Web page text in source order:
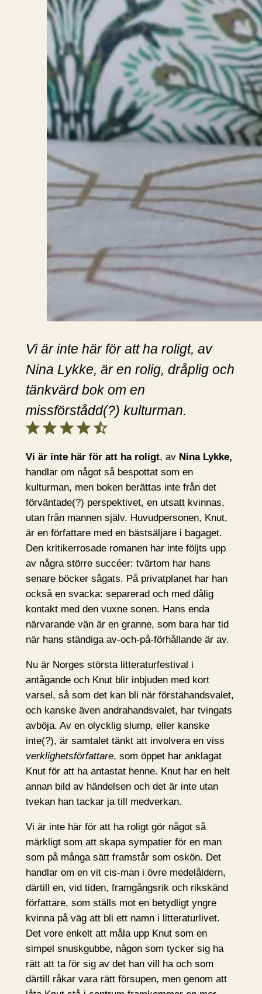
Vi är inte här för att ha roligt, av
Nina Lykke, är en rolig, dråplig och
tänkvärd bok om en
missförstådd(?) kulturman.
Vi är inte här för att ha roligt, av Nina Lykke,
handlar om något så bespottat som en
kulturman, men boken berättas inte från det
förväntade(?) perspektivet, en utsatt kvinnas,
utan från mannen själv. Huvudpersonen, Knut,
är en författare med en bästsäljare i bagaget.
Den kritikerrosade romanen har inte följts upp
av några större succéer: tvärtom har hans
senare böcker sågats. På privatplanet har han
också en svacka: separerad och med dålig
kontakt med den vuxne sonen. Hans enda
närvarande vän är en granne, som bara har tid
när hans ständiga av-och-på-förhållande är av.
Nu är Norges största litteraturfestival i
antågande och Knut blir inbjuden med kort
varsel, så som det kan bli när förstahandsvalet,
och kanske även andrahandsvalet, har tvingats
avböja. Av en olycklig slump, eller kanske
inte(?), är samtalet tänkt att involvera en viss
verklighetsförfattare, som öppet har anklagat
Knut för att ha antastat henne. Knut har en helt
annan bild av händelsen och det är inte utan
tvekan han tackar ja till medverkan.
Vi är inte här för att ha roligt gör något så
märkligt som att skapa sympatier för en man
som på många sätt framstår som oskön. Det
handlar om en vit cis-man i övre medelåldern,
därtill en, vid tiden, framgångsrik och rikskänd
författare, som ställs mot en betydligt yngre
kvinna på väg att bli ett namn i litteraturlivet.
Det vore enkelt att måla upp Knut som en
simpel snuskgubbe, någon som tycker sig ha
rätt att ta för sig av det han vill ha och som
därtill råkar vara rätt försupen, men genom att